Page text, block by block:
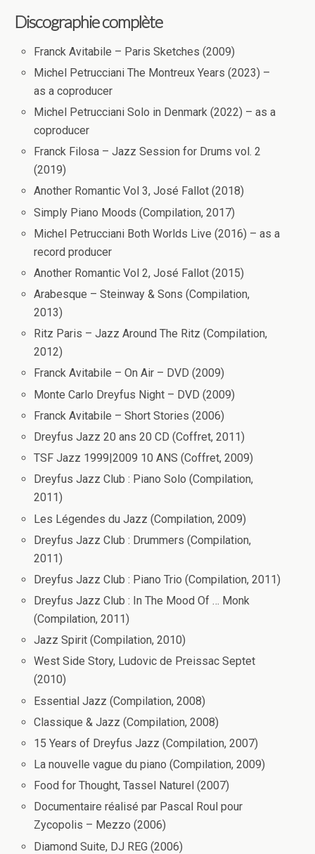
Discographie complète
Franck Avitabile – Paris Sketches (2009)
Michel Petrucciani The Montreux Years (2023) –
as a coproducer
Michel Petrucciani Solo in Denmark (2022) – as a
coproducer
Franck Filosa – Jazz Session for Drums vol. 2
(2019)
Another Romantic Vol 3, José Fallot (2018)
Simply Piano Moods (Compilation, 2017)
Michel Petrucciani Both Worlds Live (2016) – as a
record producer
Another Romantic Vol 2, José Fallot (2015)
Arabesque – Steinway & Sons (Compilation,
2013)
Ritz Paris – Jazz Around The Ritz (Compilation,
2012)
Franck Avitabile – On Air – DVD (2009)
Monte Carlo Dreyfus Night – DVD (2009)
Franck Avitabile – Short Stories (2006)
Dreyfus Jazz 20 ans 20 CD (Coffret, 2011)
TSF Jazz 1999|2009 10 ANS (Coffret, 2009)
Dreyfus Jazz Club : Piano Solo (Compilation,
2011)
Les Légendes du Jazz (Compilation, 2009)
Dreyfus Jazz Club : Drummers (Compilation,
2011)
Dreyfus Jazz Club : Piano Trio (Compilation, 2011)
Dreyfus Jazz Club : In The Mood Of … Monk
(Compilation, 2011)
Jazz Spirit (Compilation, 2010)
West Side Story, Ludovic de Preissac Septet
(2010)
Essential Jazz (Compilation, 2008)
Classique & Jazz (Compilation, 2008)
15 Years of Dreyfus Jazz (Compilation, 2007)
La nouvelle vague du piano (Compilation, 2009)
Food for Thought, Tassel Naturel (2007)
Documentaire réalisé par Pascal Roul pour
Zycopolis – Mezzo (2006)
Diamond Suite, DJ REG (2006)